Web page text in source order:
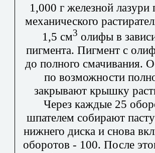
1,000 г железной
механического
1,5 см3 олифы в
пигмента. Пигмент с
до полного смачивания.
по возможности
закрывают крышку
Через каждые 25
шпателем собирают
нижнего диска и снова
оборотов - 100. После